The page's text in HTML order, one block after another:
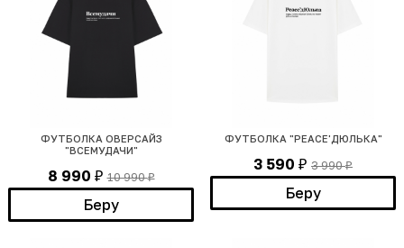
ФУТБОЛКА ОВЕРСАЙЗ
"ВСЕМУДАЧИ"
8 990 ₽ 10 990₽
Беру
ФУТБОЛКА "PEACE'ДЮЛЬКА"
3 590 ₽ 3 990₽
Беру